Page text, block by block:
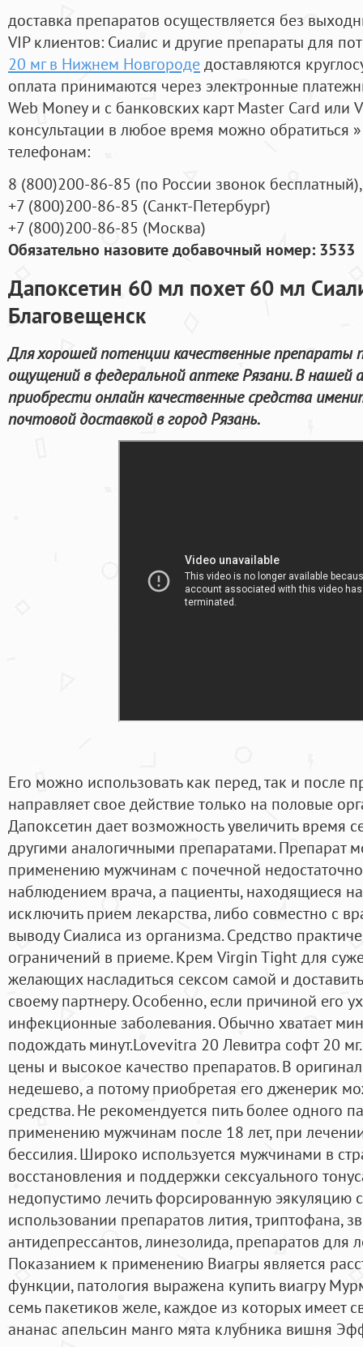
доставка препаратов осуществляется без
VIP клиентов: Сиалис и другие препараты для
20 мг в Нижнем Новгородедоставляются
оплата принимаются через электронные
Web Money и с банковских карт Master Card или
консультации в любое время можно обратиться
телефонам:
8 (800)200-86-85 (по России звонок бесплатный),
+7 (800)200-86-85 (Санкт-Петербург)
+7 (800)200-86-85 (Москва)
Обязательно назовите добавочный номер: 3533
Дапоксетин 60 мл похет 60 мл
Благовещенск
Для хорошей потенции качественные препараты
ощущений в федеральной аптеке Рязани. В
приобрести онлайн качественные средства
почтовой доставкой в город Рязань.
Его можно использовать как перед, так и после
направляет свое действие только на половые
Дапоксетин дает возможность увеличить время
другими аналогичными препаратами. Препарат
применению мужчинам с почечной
наблюдением врача, а пациенты, находящиеся
исключить прием лекарства, либо совместно с
выводу Сиалиса из организма. Средство
ограничений в приеме. Крем Virgin Tight для
желающих насладиться сексом самой и
своему партнеру. Особенно, если причиной его
инфекционные заболевания. Обычно хватает
подождать минут.Lovevitra 20 Левитра софт 20
цены и высокое качество препаратов. В
недешево, а потому приобретая его дженерик
средства. Не рекомендуется пить более одного
применению мужчинам после 18 лет, при
бессилия. Широко используется мужчинами в
восстановления и поддержки сексуального
недопустимо лечить форсированную эякуляцию
использовании препаратов лития, триптофана,
антидепрессантов, линезолида, препаратов для
Показанием к применению Виагры является
функции, патология выражена купить виагру
семь пакетиков желе, каждое из которых имеет
ананас апельсин манго мята клубника вишня